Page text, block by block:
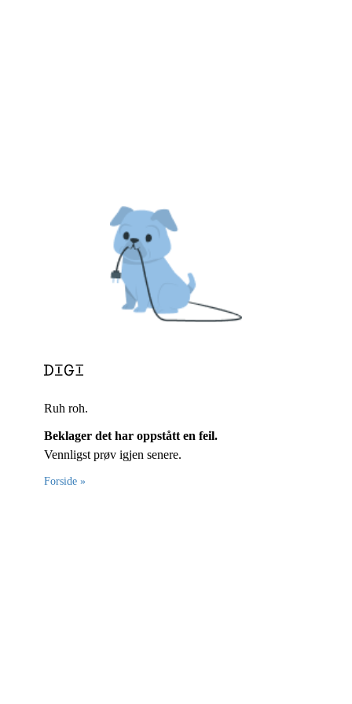
Ruh roh.
Beklager det har oppstått en feil.
Vennligst prøv igjen senere.
Forside »